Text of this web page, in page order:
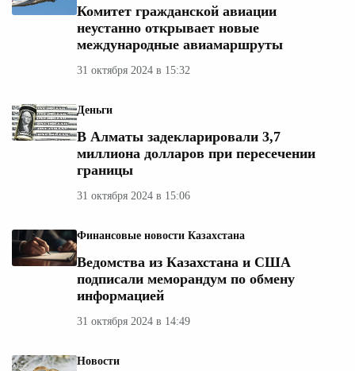
Комитет гражданской авиации
неустанно открывает новые
международные авиамаршруты
31 октября 2024 в 15:32
Деньги
В Алматы задекларировали 3,7
миллиона долларов при пересечении
границы
31 октября 2024 в 15:06
Финансовые новости Казахстана
Ведомства из Казахстана и США
подписали меморандум по обмену
информацией
31 октября 2024 в 14:49
Новости